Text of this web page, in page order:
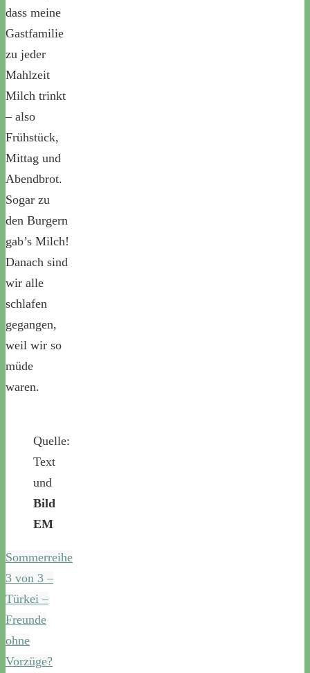
dass meine
Gastfamilie
zu jeder
Mahlzeit
Milch trinkt
– also
Frühstück,
Mittag und
Abendbrot.
Sogar zu
den Burgern
gab’s Milch!
Danach sind
wir alle
schlafen
gegangen,
weil wir so
müde
waren.
Quelle:
Text
und
Bild
EM
Sommerreihe
3 von 3 –
Türkei –
Freunde
ohne
Vorzüge?